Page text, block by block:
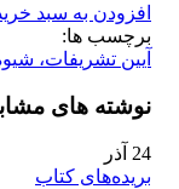
افزودن به سبد
برچسب ها:
آیین تشریفات،
نوشته های
24 آذر
بریده‌های کتاب